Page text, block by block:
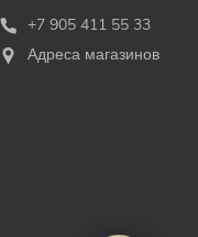
+7 905 411 55 33
Адреса магазинов